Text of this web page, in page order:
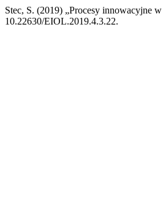
Stec, S. (2019) „Procesy innowacyjne
10.22630/EIOL.2019.4.3.22.